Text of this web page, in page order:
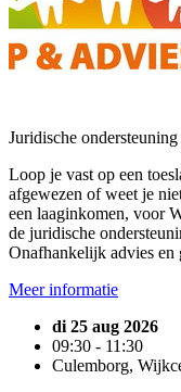
Juridische
Loop je vast op een
afgewezen of weet je
een laaginkomen, voor
de juridische
Onafhankelijk advies en
Meer informatie
di 25 aug 2026
09:30 - 11:30
Culemborg,